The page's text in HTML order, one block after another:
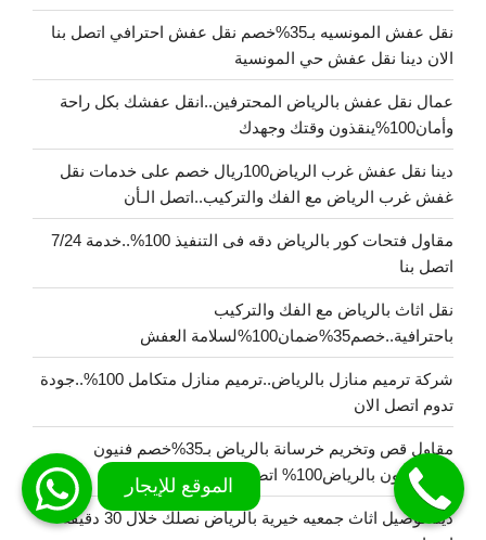
نقل عفش المونسيه بـ35%خصم نقل عفش احترافي اتصل بنا
الان دينا نقل عفش حي المونسية
عمال نقل عفش بالرياض المحترفين..انقل عفشك بكل راحة
وأمان100%ينقذون وقتك وجهدك
دينا نقل عفش غرب الرياض100ريال خصم على خدمات نقل
غفش غرب الرياض مع الفك والتركيب..اتصل الـأن
مقاول فتحات كور بالرياض دقه فى التنفيذ 100%..خدمة 7/24
اتصل بنا
نقل اثاث بالرياض مع الفك والتركيب
باحترافية..خصم35%ضمان100%لسلامة العفش
شركة ترميم منازل بالرياض..ترميم منازل متكامل 100%..جودة
تدوم اتصل الان
مقاول قص وتخريم خرسانة بالرياض بـ35%خصم فنيون
متخصصون بالرياض100% اتصل بنا الان
دينا توصيل اثاث جمعيه خيرية بالرياض نصلك خلال 30 دقيقة